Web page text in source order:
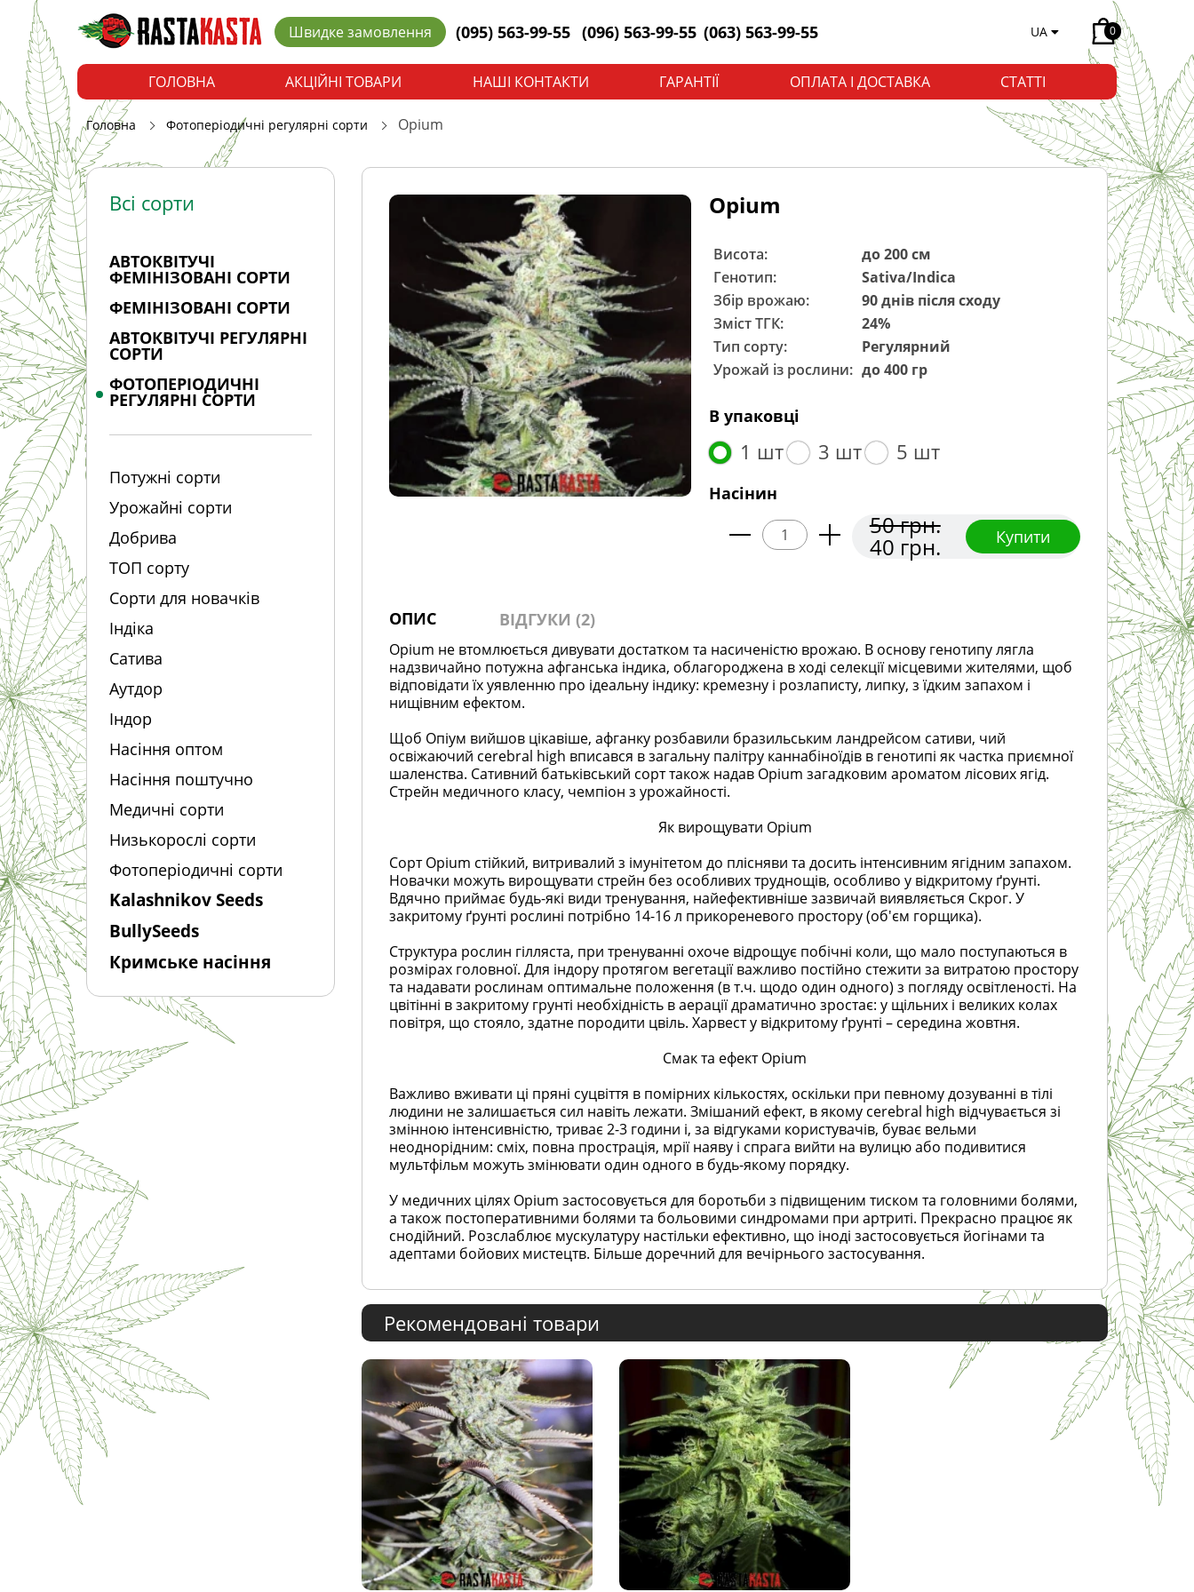
Швидке замовлення (095) 563-99-55 (096) 563-99-55 (063) 563-99-55 UA 0
ГОЛОВНА АКЦІЙНІ ТОВАРИ НАШІ КОНТАКТИ ГАРАНТІЇ ОПЛАТА І ДОСТАВКА СТАТТІ
Головна Фотоперіодичні регулярні сорти Opium
Всі сорти
АВТОКВІТУЧІ
ФЕМІНІЗОВАНІ СОРТИ
ФЕМІНІЗОВАНІ СОРТИ
АВТОКВІТУЧІ РЕГУЛЯРНІ
СОРТИ
ФОТОПЕРІОДИЧНІ
РЕГУЛЯРНІ СОРТИ
Потужні сорти
Урожайні сорти
Добрива
ТОП сорту
Сорти для новачків
Індіка
Сатива
Аутдор
Індор
Насіння оптом
Насіння поштучно
Медичні сорти
Низькорослі сорти
Фотоперіодичні сорти
Kalashnikov Seeds
BullySeeds
Кримське насіння
Opium
Висота:
до 200 см
Генотип:
Sativa/Indica
Збір врожаю:
90 днів після сходу
Зміст ТГК:
24%
Тип сорту:
Регулярний
Урожай із рослини: до 400 гр
В упаковці
1 шт 3 шт 5 шт
Насінин
50 грн.
40 грн. Купити
ОПИС ВІДГУКИ (2)
Opium не втомлюється дивувати достатком та насиченістю врожаю. В основу генотипу лягла
надзвичайно потужна афганська індика, облагороджена в ході селекції місцевими жителями, щоб
відповідати їх уявленню про ідеальну індику: кремезну і розлаписту, липку, з їдким запахом і
нищівним ефектом.
Щоб Опіум вийшов цікавіше, афганку розбавили бразильським ландрейсом сативи, чий
освіжаючий cerebral high вписався в загальну палітру каннабіноїдів в генотипі як частка приємної
шаленства. Сативний батьківський сорт також надав Opium загадковим ароматом лісових ягід.
Стрейн медичного класу, чемпіон з урожайності.
Як вирощувати Opium
Сорт Opium стійкий, витривалий з імунітетом до плісняви та досить інтенсивним ягідним запахом.
Новачки можуть вирощувати стрейн без особливих труднощів, особливо у відкритому ґрунті.
Вдячно приймає будь-які види тренування, найефективніше зазвичай виявляється Скрог. У
закритому ґрунті рослині потрібно 14-16 л прикореневого простору (об'єм горщика).
Структура рослин гілляста, при тренуванні охоче відрощує побічні коли, що мало поступаються в
розмірах головної. Для індору протягом вегетації важливо постійно стежити за витратою простору
та надавати рослинам оптимальне положення (в т.ч. щодо один одного) з погляду освітленості. На
цвітінні в закритому грунті необхідність в аерації драматично зростає: у щільних і великих колах
повітря, що стояло, здатне породити цвіль. Харвест у відкритому ґрунті – середина жовтня.
Смак та ефект Opium
Важливо вживати ці пряні суцвіття в помірних кількостях, оскільки при певному дозуванні в тілі
людини не залишається сил навіть лежати. Змішаний ефект, в якому cerebral high відчувається зі
змінною інтенсивністю, триває 2-3 години і, за відгуками користувачів, буває вельми
неоднорідним: сміх, повна прострація, мрії наяву і спрага вийти на вулицю або подивитися
мультфільм можуть змінювати один одного в будь-якому порядку.
У медичних цілях Opium застосовується для боротьби з підвищеним тиском та головними болями,
а також постоперативними болями та больовими синдромами при артриті. Прекрасно працює як
снодійний. Розслаблює мускулатуру настільки ефективно, що іноді застосовується йогінами та
адептами бойових мистецтв. Більше доречний для вечірнього застосування.
Рекомендовані товари